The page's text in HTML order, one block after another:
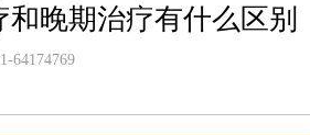
晚期治疗有什么区别
64174769